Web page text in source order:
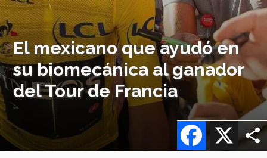
El mexicano que ayudó en
su biomecánica al ganador
del Tour de Francia
X
Facebook